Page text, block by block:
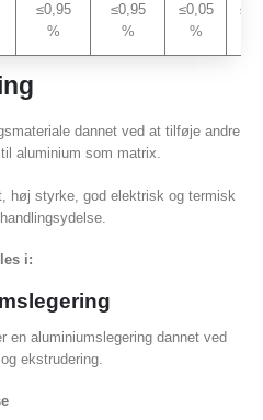
≤0,95
%
≤0,95
%
≤0,05
%
dannet ved at tilføje andre
aluminium som matrix.
høj styrke, god elektrisk og termisk
i:
en aluminiumslegering dannet ved
ekstrudering.